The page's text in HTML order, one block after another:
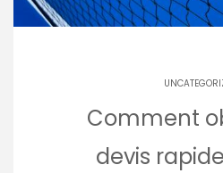
Comment
devis